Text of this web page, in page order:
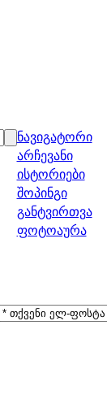
ნავიგატორი
არჩევანი
ისტორიები
შოპინგი
განტვირთვა
ფოტოაურა